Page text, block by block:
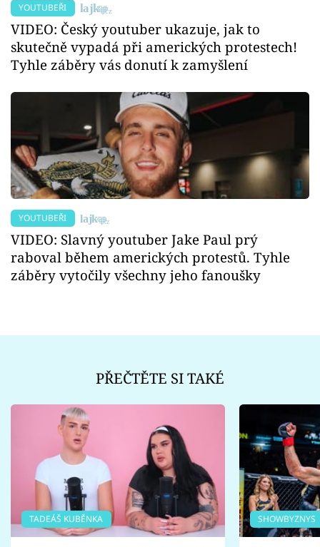
YOUTUBEŘI
VIDEO: Český youtuber ukazuje, jak to
skutečně vypadá při amerických protestech!
Tyhle záběry vás donutí k zamyšlení
YOUTUBEŘI
VIDEO: Slavný youtuber Jake Paul prý
raboval během amerických protestů. Tyhle
záběry vytočily všechny jeho fanoušky
PŘEČTĚTE SI TAKÉ
TADEÁŠ KUBĚNKA SHOWBYZNYS